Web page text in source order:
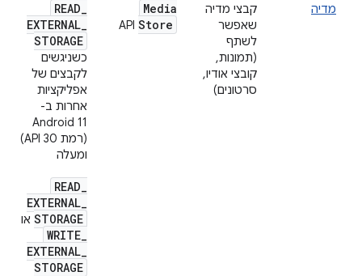
מדיה
קבצי מדיה
שאפשר
לשתף
(תמונות,
קובצי אודיו,
סרטונים)
Media
Store
READ_
EXTERNAL_
STORAGE
כשניגשים
לקבצים של
אפליקציות
אחרות ב-
Android 11
(רמת API 30)
ומעלה
READ_
EXTERNAL_
STORAGE או
WRITE_
EXTERNAL_
STORAGE